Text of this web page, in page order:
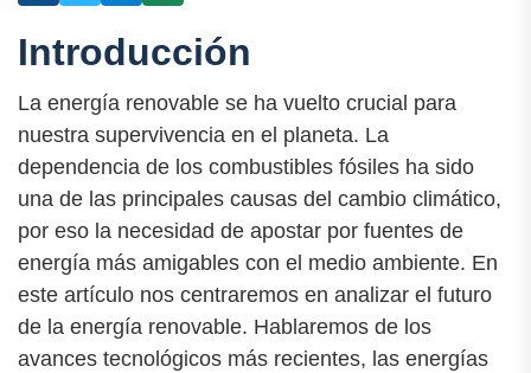
Introducción
La energía renovable se ha vuelto crucial para
nuestra supervivencia en el planeta. La
dependencia de los combustibles fósiles ha sido
una de las principales causas del cambio climático,
por eso la necesidad de apostar por fuentes de
energía más amigables con el medio ambiente. En
este artículo nos centraremos en analizar el futuro
de la energía renovable. Hablaremos de los
avances tecnológicos más recientes, las energías